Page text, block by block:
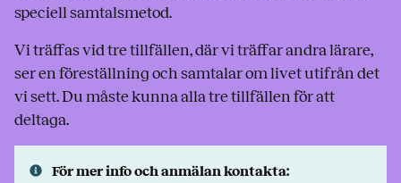
speciell samtalsmetod.
Vi träffas vid tre tillfällen, där vi träffar andra lärare,
ser en föreställning och samtalar om livet utifrån det
vi sett. Du måste kunna alla tre tillfällen för att
deltaga.
För mer info och anmälan kontakta: